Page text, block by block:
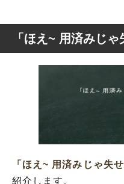
「ほえ~ 用済み
「ほえ~ 用済みじ
「ほえ~ 用済みじゃ失せ
紹介します。